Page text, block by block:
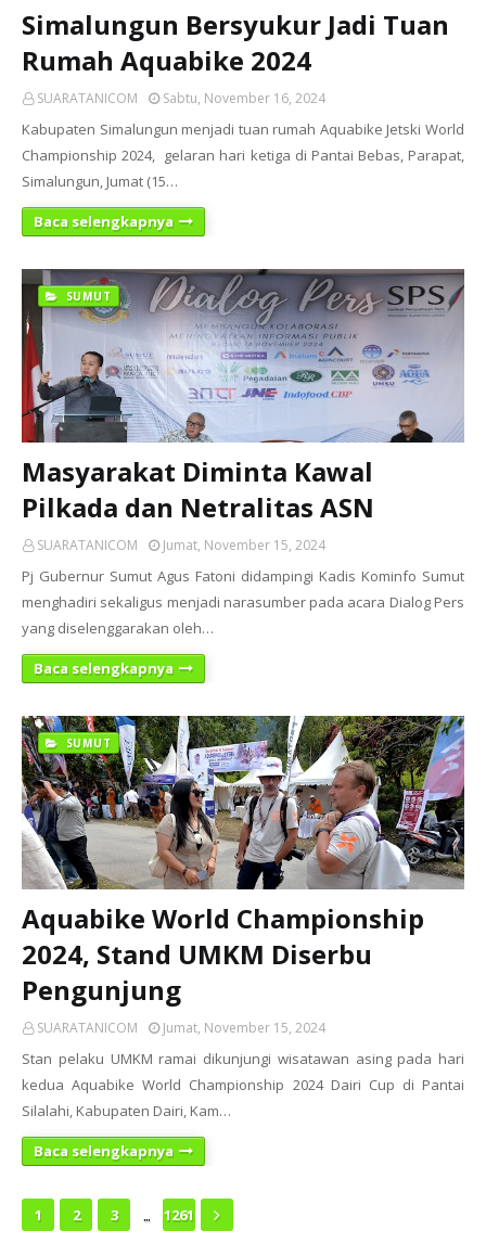
Simalungun Bersyukur Jadi Tuan
Rumah Aquabike 2024
SUARATANICOM Sabtu, November 16, 2024
Kabupaten Simalungun menjadi tuan rumah Aquabike Jetski World
Championship 2024, gelaran hari ketiga di Pantai Bebas, Parapat,
Simalungun, Jumat (15…
Baca selengkapnya
SUMUT
Masyarakat Diminta Kawal
Pilkada dan Netralitas ASN
SUARATANICOM Jumat, November 15, 2024
Pj Gubernur Sumut Agus Fatoni didampingi Kadis Kominfo Sumut
menghadiri sekaligus menjadi narasumber pada acara Dialog Pers
yang diselenggarakan oleh…
Baca selengkapnya
SUMUT
Aquabike World Championship
2024, Stand UMKM Diserbu
Pengunjung
SUARATANICOM Jumat, November 15, 2024
Stan pelaku UMKM ramai dikunjungi wisatawan asing pada hari
kedua Aquabike World Championship 2024 Dairi Cup di Pantai
Silalahi, Kabupaten Dairi, Kam…
Baca selengkapnya
1 2 3 ... 1261